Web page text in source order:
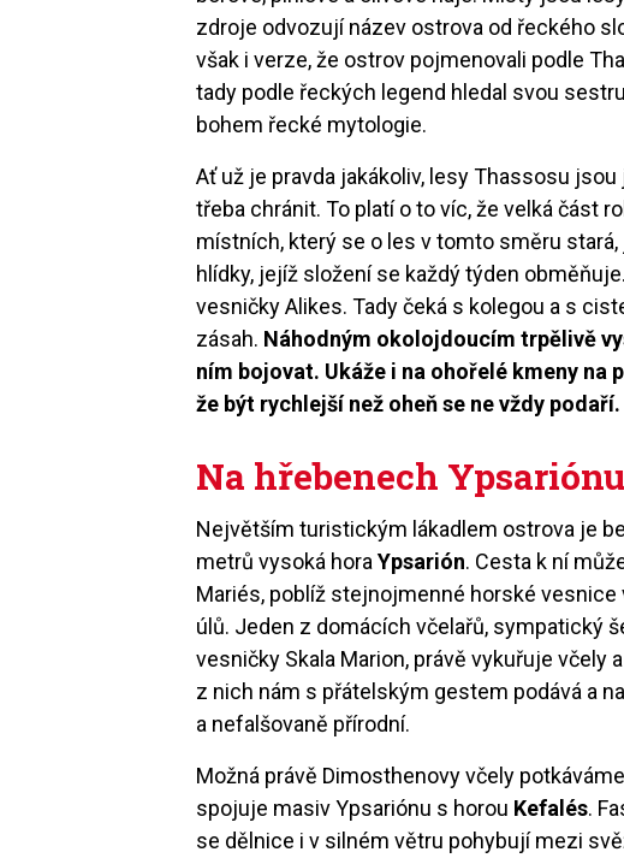
zdroje odvozují název ostrova od řeckého
však i verze, že ostrov pojmenovali podle
tady podle řeckých legend hledal svou
bohem řecké mytologie.
Ať už je pravda jakákoliv, lesy Thassosu
třeba chránit. To platí o to víc, že velká část
místních, který se o les v tomto směru stará,
hlídky, jejíž složení se každý týden
vesničky Alikes. Tady čeká s kolegou a s
zásah. Náhodným okolojdoucím trpělivě
ním bojovat. Ukáže i na ohořelé kmeny
že být rychlejší než oheň se ne vždy podaří.
Na hřebenech Ypsariónu
Největším turistickým lákadlem ostrova je
metrů vysoká horaYpsarión. Cesta k ní
Mariés, poblíž stejnojmenné horské
úlů. Jeden z domácích včelařů, sympatický
vesničky Skala Marion, právě vykuřuje včely
z nich nám s přátelským gestem podává a
a nefalšovaně přírodní.
Možná právě Dimosthenovy včely
spojuje masiv Ypsariónu s horou Kefalés.
se dělnice i v silném větru pohybují mezi